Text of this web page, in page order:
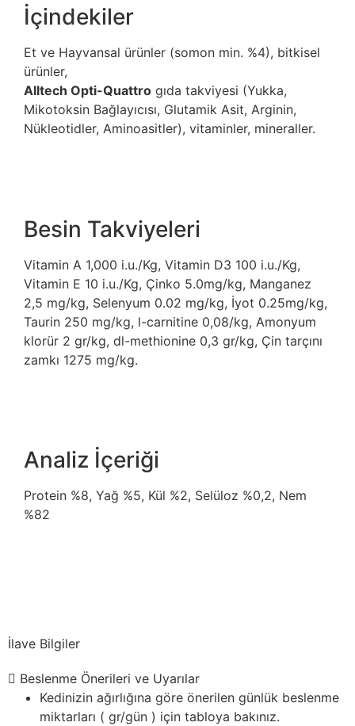
İçindekiler
Et ve Hayvansal ürünler (somon min. %4), bitkisel
ürünler,
Alltech Opti-Quattro gıda takviyesi (Yukka,
Mikotoksin Bağlayıcısı, Glutamik Asit, Arginin,
Nükleotidler, Aminoasitler), vitaminler, mineraller.
Besin Takviyeleri
Vitamin A 1,000 i.u./Kg, Vitamin D3 100 i.u./Kg,
Vitamin E 10 i.u./Kg, Çinko 5.0mg/kg, Manganez
2,5 mg/kg, Selenyum 0.02 mg/kg, İyot 0.25mg/kg,
Taurin 250 mg/kg, l-carnitine 0,08/kg, Amonyum
klorür 2 gr/kg, dl-methionine 0,3 gr/kg, Çin tarçını
zamkı 1275 mg/kg.
Analiz İçeriği
Protein %8, Yağ %5, Kül %2, Selüloz %0,2, Nem
%82
İlave Bilgiler
Beslenme Önerileri ve Uyarılar
Kedinizin ağırlığına göre önerilen günlük beslenme
miktarları ( gr/gün ) için tabloya bakınız.